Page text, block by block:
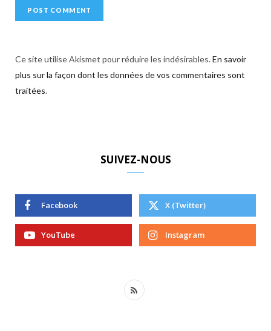
Ce site utilise Akismet pour réduire les indésirables.En savoir
plus sur la façon dont les données de vos commentaires sont
traitées.
SUIVEZ-NOUS
Facebook X (Twitter)
YouTube Instagram
R